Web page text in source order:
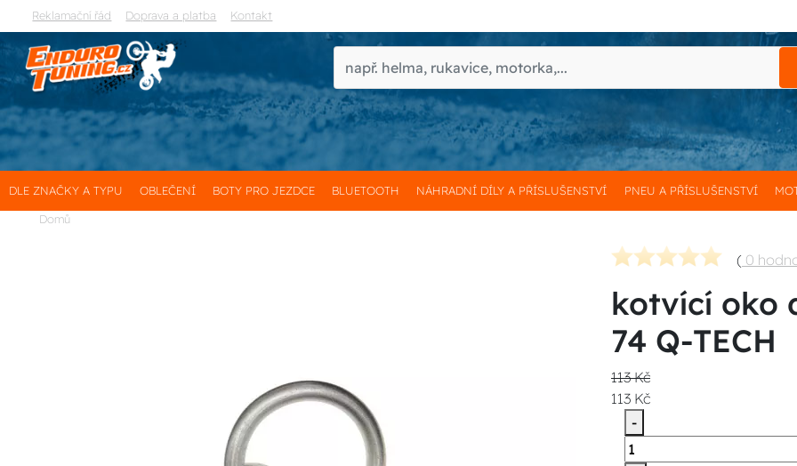
Reklamační řád Doprava a platba Kontakt
DLE ZNAČKY A TYPU OBLEČENÍ BOTY PRO JEZDCE BLUETOOTH NÁHRADNÍ DÍLY A PŘÍSLUŠENSTVÍ PNEU A PŘÍSLUŠENSTVÍ
Domů
( 0
kotvící oko
74 Q-TECH
113 Kč
113 Kč
-